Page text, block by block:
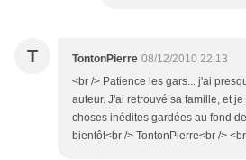
T TontonPierre 08/12/2010 22:13
<br /> Patience les gars... j'ai
auteur. J'ai retrouvé sa famille, et
choses inédites gardées au fond
bientôt<br /> TontonPierre<br />